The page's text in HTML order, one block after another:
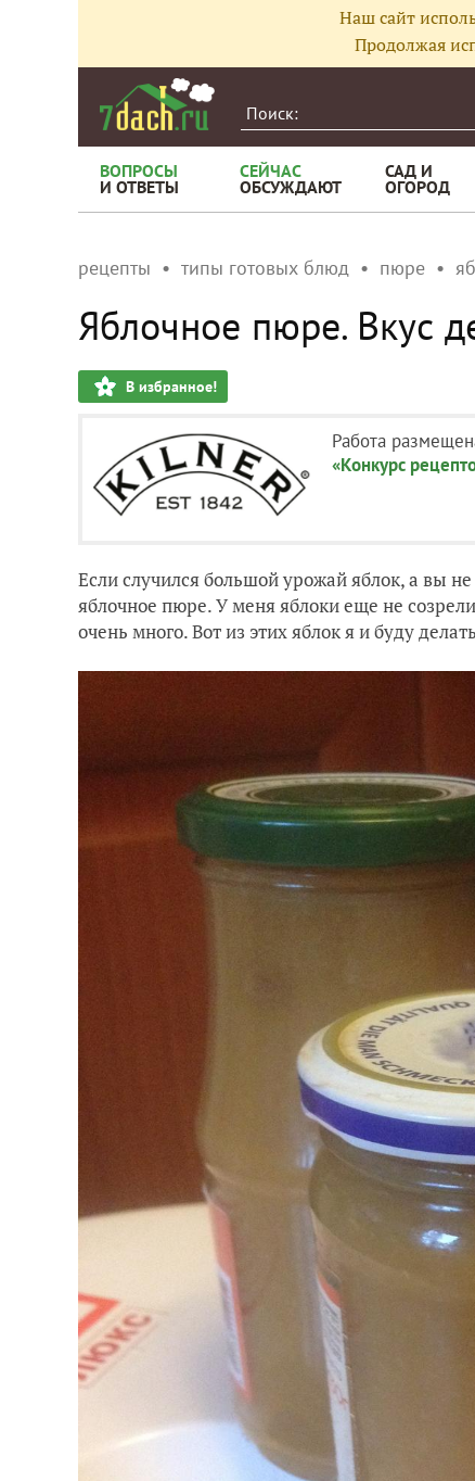
Наш сайт
Продолжая
ВОПРОСЫ
И ОТВЕТЫ
СЕЙЧАС
ОБСУЖДАЮТ
САД И
ОГОРОД
рецепты типы готовых блюд пюре
Яблочное пюре. Вкус
В избранное!
Работа
«Конкурс
Если случился большой урожай яблок, а вы
яблочное пюре. У меня яблоки еще не
очень много. Вот из этих яблок я и буду